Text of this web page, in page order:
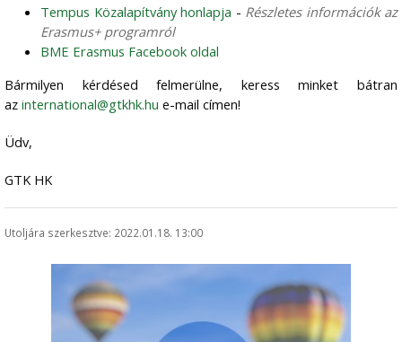
Tempus Közalapítvány honlapja - Részletes információk az
Erasmus+ programról
BME Erasmus Facebook oldal
Bármilyen kérdésed felmerülne, keress minket bátran
az international@gtkhk.hu e-mail címen!
Üdv,
GTK HK
Utoljára szerkesztve: 2022.01.18. 13:00